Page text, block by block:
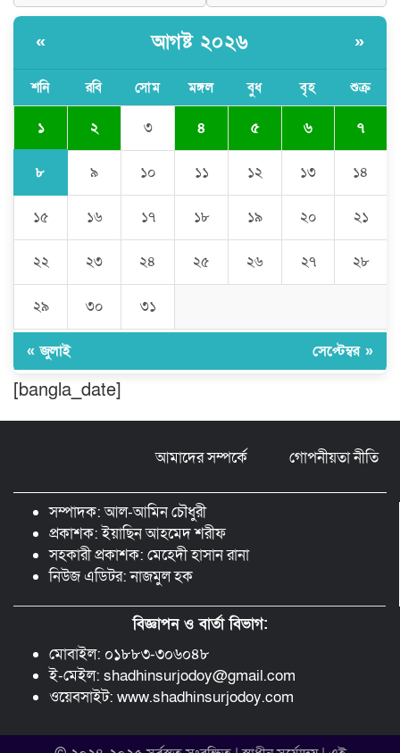
বৈষম্য-সন্ত্রাসী-চাঁদাবাজি-দলীয়করণ করতেই
অধ্যক্ষ নজরুল ইসলাম
ঠাকুরগাঁওয়ে ইজিবাইক চোরচক্রের ৩ সদস্য
গ্রেপ্তার, বিপুল পরিমাণ যন্ত্রাংশ উদ্ধার ‎
মুন্সীগঞ্জের টংগীবাড়ীতে ৭ ফুট ৬ ইঞ্চি উচ্চতার
ঘণ্টার পর ঘণ্টা বিদ্যুৎহীন মৌলভীবাজার:
অতিরিক্ত বিলে দিশেহারা গ্রাহক, তীব্র ক্ষোভ
এসোসিয়েশন’র পক্ষ থেকে নগদ অর্থ বিতরণ
গ্রেফতার ১ সিল-স্টাম্প প্যাড জব্দ।
« আগষ্ট ২০২৬ »
শনি রবি সোম মঙ্গল বুধ বৃহ শুক্র
১ ২ ৩ ৪ ৫ ৬ ৭
৮ ৯ ১০ ১১ ১২ ১৩ ১৪
১৫ ১৬ ১৭ ১৮ ১৯ ২০ ২১
২২ ২৩ ২৪ ২৫ ২৬ ২৭ ২৮
২৯ ৩০ ৩১
« জুলাই সেপ্টেম্বর »
[bangla_date]
আমাদের সম্পর্কে গোপনীয়তা নীতি
সম্পাদক: আল-আমিন চৌধুরী
প্রকাশক: ইয়াছিন আহমেদ শরীফ
সহকারী প্রকাশক: মেহেদী হাসান রানা
নিউজ এডিটর: নাজমুল হক
বিজ্ঞাপন ও বার্তা বিভাগ:
মোবাইল: ০১৮৮৩-৩০৬০৪৮
ই-মেইল: shadhinsurjodoy@gmail.com
ওয়েবসাইট: www.shadhinsurjodoy.com